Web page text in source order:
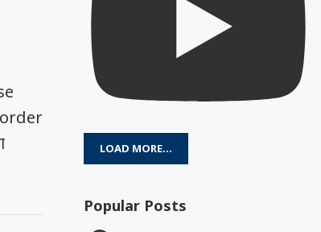
LOAD MORE...
Popular Posts